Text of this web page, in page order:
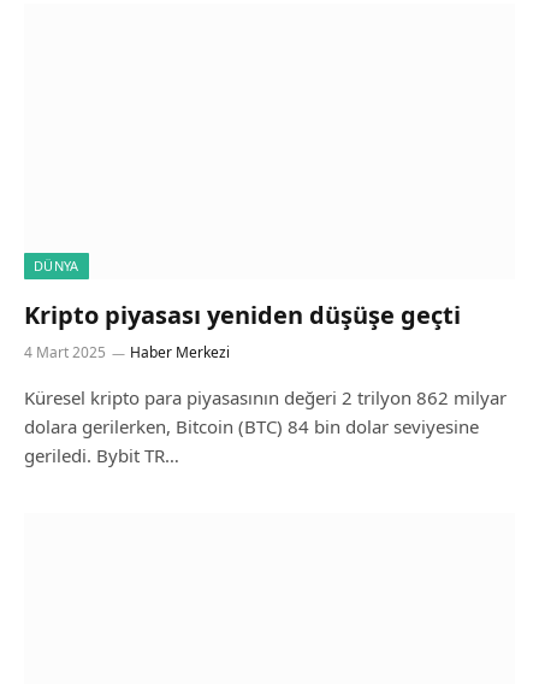
DÜNYA
Kripto piyasası yeniden düşüşe geçti
4 Mart 2025 Haber Merkezi
Küresel kripto para piyasasının değeri 2 trilyon 862 milyar
dolara gerilerken, Bitcoin (BTC) 84 bin dolar seviyesine
geriledi. Bybit TR…